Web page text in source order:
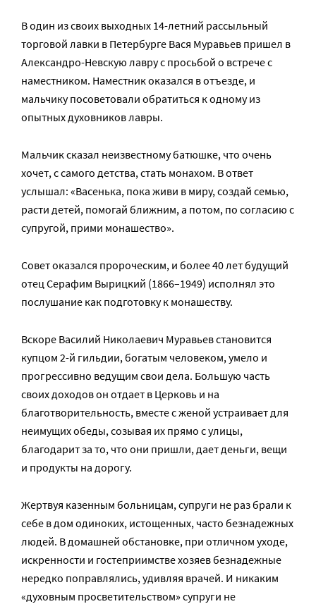
В один из своих выходных 14-летний рассыльный
торговой лавки в Петербурге Вася Муравьев пришел в
Александро-Невскую лавру с просьбой о встрече с
наместником. Наместник оказался в отъезде, и
мальчику посоветовали обратиться к одному из
опытных духовников лавры.
Мальчик сказал неизвестному батюшке, что очень
хочет, с самого детства, стать монахом. В ответ
услышал: «Васенька, пока живи в миру, создай семью,
расти детей, помогай ближним, а потом, по согласию с
супругой, прими монашество».
Совет оказался пророческим, и более 40 лет будущий
отец Серафим Вырицкий (1866–1949) исполнял это
послушание как подготовку к монашеству.
Вскоре Василий Николаевич Муравьев становится
купцом 2-й гильдии, богатым человеком, умело и
прогрессивно ведущим свои дела. Большую часть
своих доходов он отдает в Церковь и на
благотворительность, вместе с женой устраивает для
неимущих обеды, созывая их прямо с улицы,
благодарит за то, что они пришли, дает деньги, вещи
и продукты на дорогу.
Жертвуя казенным больницам, супруги не раз брали к
себе в дом одиноких, истощенных, часто безнадежных
людей. В домашней обстановке, при отличном уходе,
искренности и гостеприимстве хозяев безнадежные
нередко поправлялись, удивляя врачей. И никаким
«духовным просветительством» супруги не